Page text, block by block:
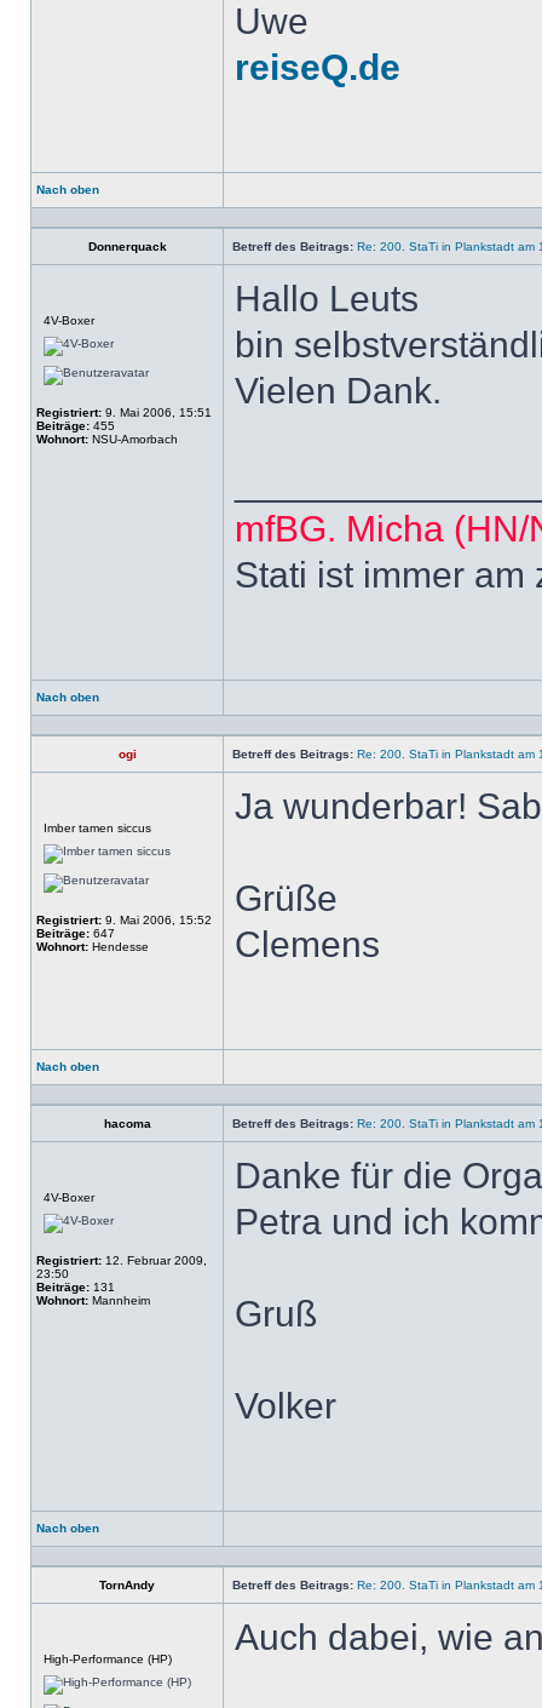
Uwe
reiseQ.de
Nach oben
Profil
Donnerquack Betreff des Beitrags: Re: 200. StaTi in Plankstadt am
4V-Boxer
Registriert: 9. Mai 2006, 15:51
Beiträge: 455
Wohnort: NSU-Amorbach
Hallo Leuts
bin
Vielen Dank.
mfBG. Micha
Stati ist immer am
Nach oben
Profil
ogi Betreff des Beitrags: Re: 200. StaTi in Plankstadt am
Imber tamen siccus
Registriert: 9. Mai 2006, 15:52
Beiträge: 647
Wohnort: Hendesse
Ja wunderbar!
Grüße
Clemens
Nach oben
Profil
hacoma Betreff des Beitrags: Re: 200. StaTi in Plankstadt am
4V-Boxer
Registriert: 12. Februar 2009,
23:50
Beiträge: 131
Wohnort: Mannheim
Danke für die
Petra und ich
Gruß
Volker
Nach oben
Profil
TornAndy Betreff des Beitrags: Re: 200. StaTi in Plankstadt am
High-Performance (HP)
Auch dabei, wie